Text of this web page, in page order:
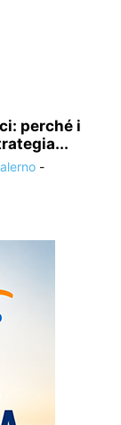
perché i
-